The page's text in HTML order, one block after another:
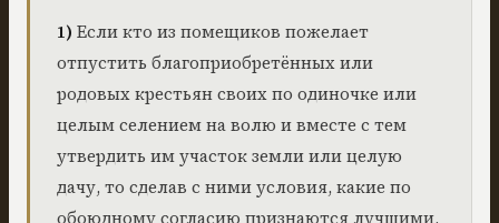
1) Если кто из помещиков пожелает
отпустить благоприобретённых или
родовых крестьян своих по одиночке или
целым селением на волю и вместе с тем
утвердить им участок земли или целую
дачу, то сделав с ними условия, какие по
обоюдному согласию признаются лучшими,